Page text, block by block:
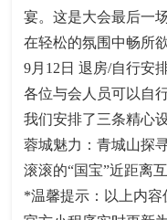
宴。这是大会最后一
在轻松的氛围中畅所
9月12日 退房/自行安
各位与会人员可以自
我们安排了三条精心
蓉城魅力：青城山探
滚滚的“国宝”近距离
*温馨提示：以上内